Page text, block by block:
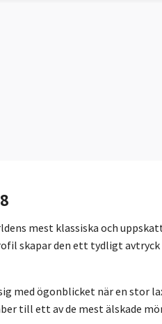
mest klassiska och
skapar den ett tydligt
med ögonblicket när en stor
till ett av de mest älskade